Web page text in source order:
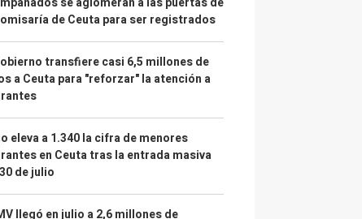
de Ceuta para ser registrados
transfiere casi 6,5 millones de
a Ceuta para "reforzar" la atención a
eleva a 1.340 la cifra de menores
en Ceuta tras la entrada masiva
de julio
llegó en julio a 2,6 millones de